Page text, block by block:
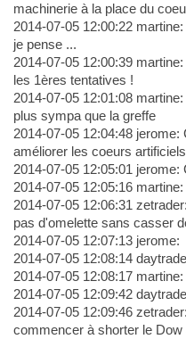
machinerie à la place du
2014-07-05 12:00:22
je pense ...
2014-07-05 12:00:39
les 1ères tentatives !
2014-07-05 12:01:08
plus sympa que la greffe
2014-07-05 12:04:48
améliorer les coeurs
2014-07-05 12:05:01
2014-07-05 12:05:16
2014-07-05 12:06:31
pas d'omelette sans casser
2014-07-05 12:07:13 jerome:
2014-07-05 12:08:14
2014-07-05 12:08:17
2014-07-05 12:09:42
2014-07-05 12:09:46
commencer à shorter le